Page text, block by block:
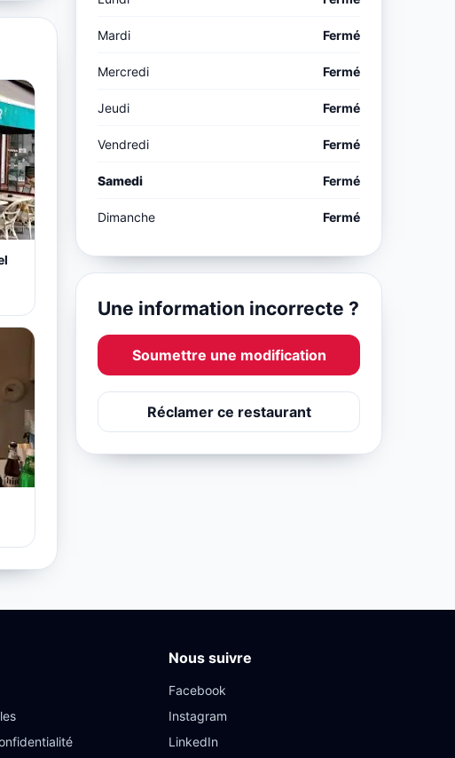
Mardi Fermé
Mercredi Fermé
Jeudi Fermé
Vendredi Fermé
Samedi Fermé
Dimanche Fermé
Une information incorrecte ?
Soumettre une modification
Réclamer ce restaurant
Nous suivre
Facebook
Instagram
LinkedIn